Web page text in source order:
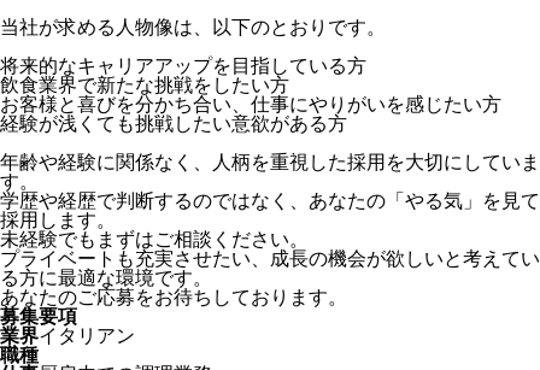
当社が求める人物像は、以下のとおりです。
将来的なキャリアアップを目指している方
飲食業界で新たな挑戦をしたい方
お客様と喜びを分かち合い、仕事にやりがいを感じたい方
経験が浅くても挑戦したい意欲がある方
年齢や経験に関係なく、人柄を重視した採用を大切にしていま
す。
学歴や経歴で判断するのではなく、あなたの「やる気」を見て
採用します。
未経験でもまずはご相談ください。
プライベートも充実させたい、成長の機会が欲しいと考えてい
る方に最適な環境です。
あなたのご応募をお待ちしております。
募集要項
業界イタリアン
職種